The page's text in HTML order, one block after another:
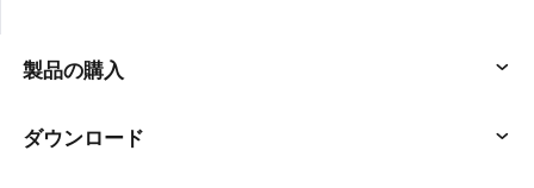
United States
English
México
Español
製品の購入
アウェサン
ダウンロード